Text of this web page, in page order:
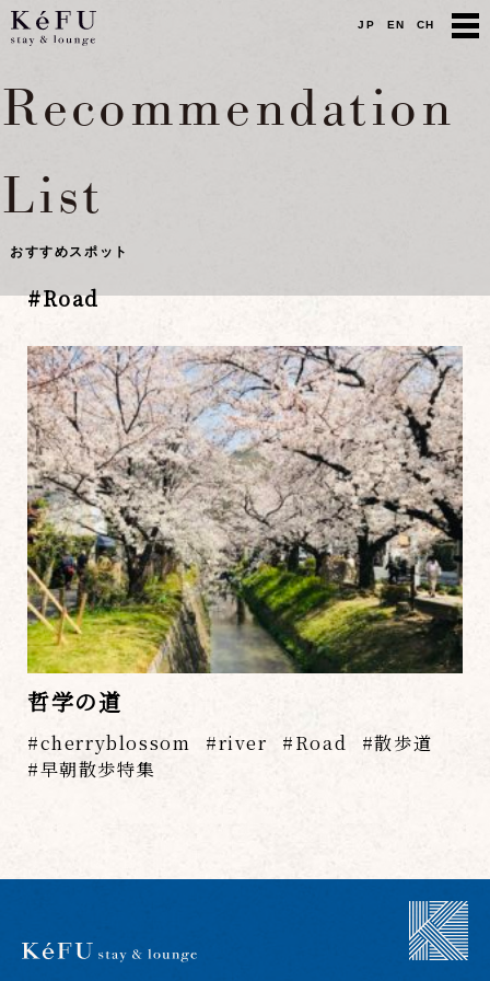
JP EN CH
Recommendation
List
おすすめスポット
#Road
哲学の道
cherryblossom river Road
散歩道
早朝散歩特集